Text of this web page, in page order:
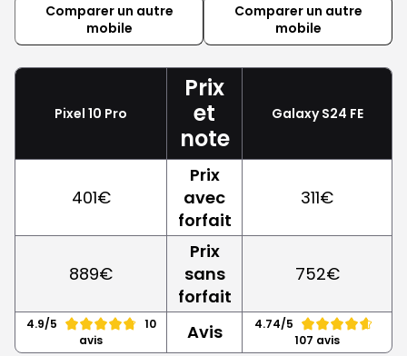
Comparer un autre
mobile
Comparer un autre
mobile
Pixel 10 Pro
Prix
et
note
Galaxy S24 FE
401€
Prix
avec
forfait
311€
889€
Prix
sans
forfait
752€
4.9/5
10
avis
Avis
4.74/5
107 avis